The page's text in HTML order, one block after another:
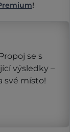
!
se s
výsledky –
své místo!